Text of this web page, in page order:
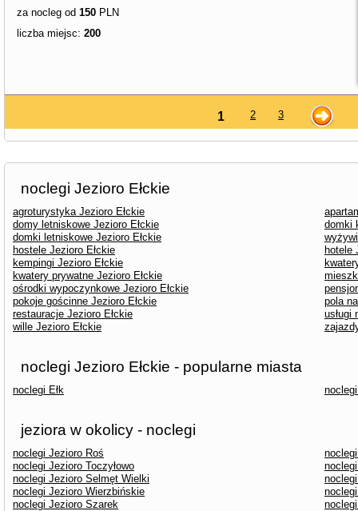
za nocleg od 150 PLN
liczba miejsc: 200
1 2 3
noclegi Jezioro Ełckie
agroturystyka Jezioro Ełckie
domy letniskowe Jezioro Ełckie
domki
domki letniskowe Jezioro Ełckie
hostele Jezioro Ełckie
hotele
kempingi Jezioro Ełckie
kwatery prywatne Jezioro Ełckie
ośrodki wypoczynkowe Jezioro Ełckie
pokoje gościnne Jezioro Ełckie
pola
restauracje Jezioro Ełckie
usługi
wille Jezioro Ełckie
noclegi Jezioro Ełckie - popularne miasta
noclegi Ełk
jeziora w okolicy - noclegi
noclegi Jezioro Roś
noclegi Jezioro Toczyłowo
noclegi Jezioro Selmęt Wielki
noclegi Jezioro Wierzbińskie
noclegi Jezioro Szarek